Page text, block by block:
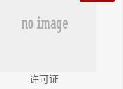
许可证